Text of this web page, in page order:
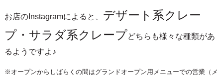
お店のInstagramによると、 デザート系クレー
プ・サラダ系クレープどちらも様々な種類があ
るようですよ♪
※オープンからしばらくの間はグランドオープン用メニューでの営業（メ